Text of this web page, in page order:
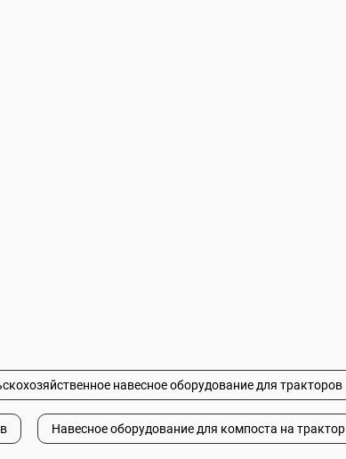
навесное оборудование для тракторов
Навесное оборудование для компоста на трактор